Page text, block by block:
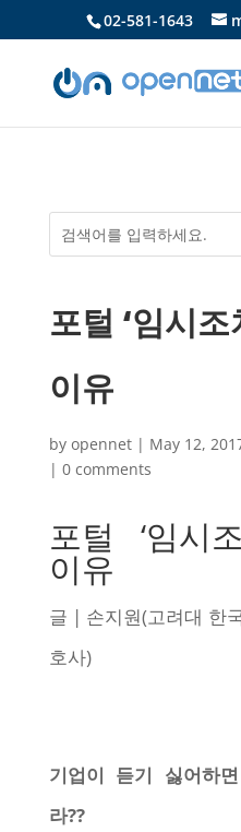
02-581-1643
포털 ‘임시
이유
by opennet| May 12,
| 0 comments
포털 ‘임시
이유
글 | 손지원(고려대 한
호사)
기업이 듣기 싫어하
라??